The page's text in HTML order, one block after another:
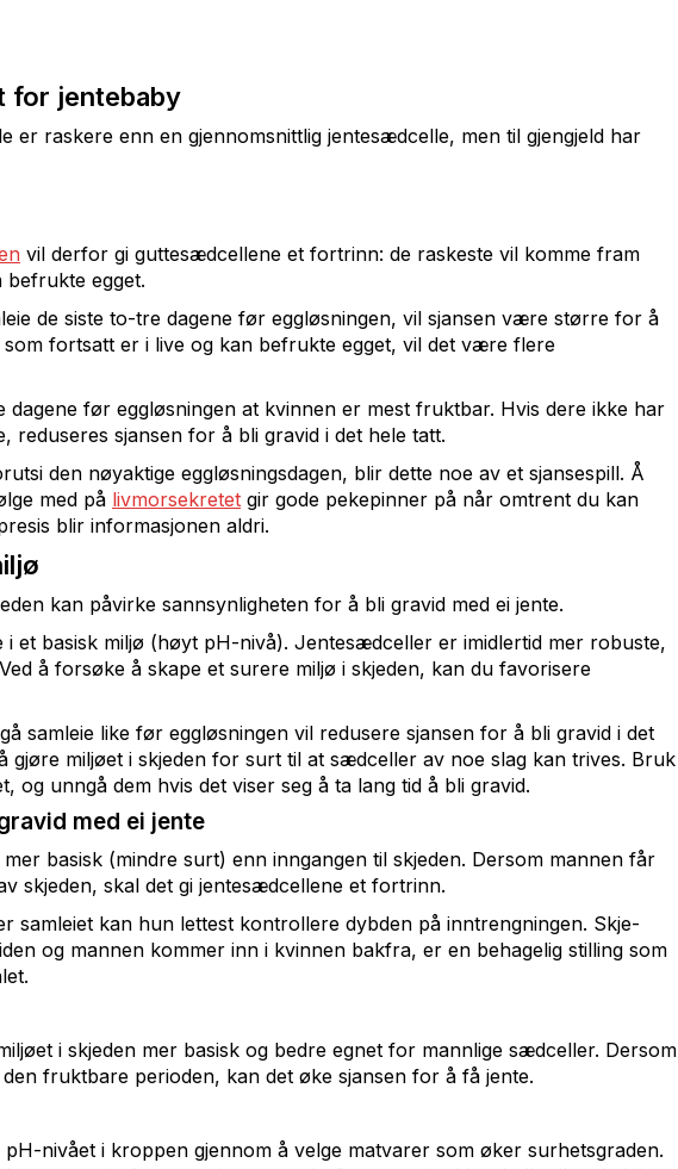
for jentebaby
er raskere enn en gjennomsnittlig jentesædcelle, men til gjengjeld har
vil derfor gi guttesædcellene et fortrinn: de raskeste vil komme fram
egget.
de siste to-tre dagene før eggløsningen, vil sjansen være større for å
fortsatt er i live og kan befrukte egget, vil det være flere
dagene før eggløsningen at kvinnen er mest fruktbar. Hvis dere ikke har
reduseres sjansen for å bli gravid i det hele tatt.
den nøyaktige eggløsningsdagen, blir dette noe av et sjansespill. Å
med på livmorsekretet gir gode pekepinner på når omtrent du kan
blir informasjonen aldri.
kan påvirke sannsynligheten for å bli gravid med ei jente.
et basisk miljø (høyt pH-nivå). Jentesædceller er imidlertid mer robuste,
å forsøke å skape et surere miljø i skjeden, kan du favorisere
samleie like før eggløsningen vil redusere sjansen for å bli gravid i det
gjøre miljøet i skjeden for surt til at sædceller av noe slag kan trives. Bruk
og unngå dem hvis det viser seg å ta lang tid å bli gravid.
med ei jente
basisk (mindre surt) enn inngangen til skjeden. Dersom mannen får
skjeden, skal det gi jentesædcellene et fortrinn.
samleiet kan hun lettest kontrollere dybden på inntrengningen. Skje-
og mannen kommer inn i kvinnen bakfra, er en behagelig stilling som
i skjeden mer basisk og bedre egnet for mannlige sædceller. Dersom
fruktbare perioden, kan det øke sjansen for å få jente.
nivået i kroppen gjennom å velge matvarer som øker surhetsgraden.